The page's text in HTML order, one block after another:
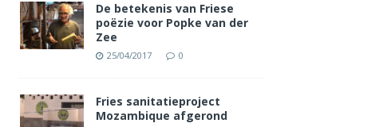
De betekenis van Friese
poëzie voor Popke van der
Zee
25/04/2017 0
Fries sanitatieproject
Mozambique afgerond